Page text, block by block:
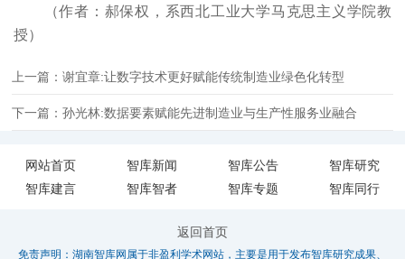
（作者：郝保权，系西北工业大学马克思主义学院教
授）
上一篇：谢宜章:让数字技术更好赋能传统制造业绿色化转型
下一篇：孙光林:数据要素赋能先进制造业与生产性服务业融合
网站首页 智库新闻 智库公告
智库研究
智库建言
智库智者 智库专题 智库同行
返回首页
免责声明：湖南智库网属于非盈利学术网站，主要是用于发布智库研究成果、